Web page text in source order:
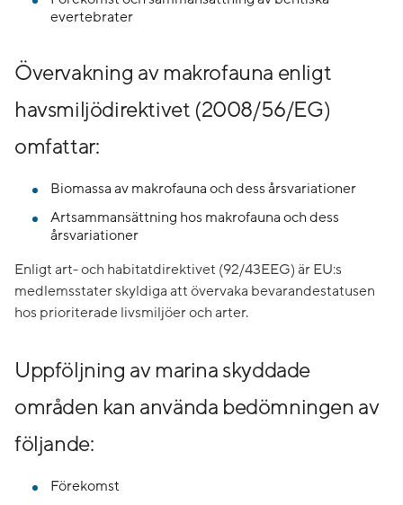
evertebrater
Övervakning av makrofauna enligt
havsmiljödirektivet (2008/56/EG)
omfattar:
Biomassa av makrofauna och dess årsvariationer
Artsammansättning hos makrofauna och dess
årsvariationer
Enligt art- och habitatdirektivet (92/43EEG) är EU:s
medlemsstater skyldiga att övervaka bevarandestatusen
hos prioriterade livsmiljöer och arter.
Uppföljning av marina skyddade
områden kan använda bedömningen av
följande:
Förekomst